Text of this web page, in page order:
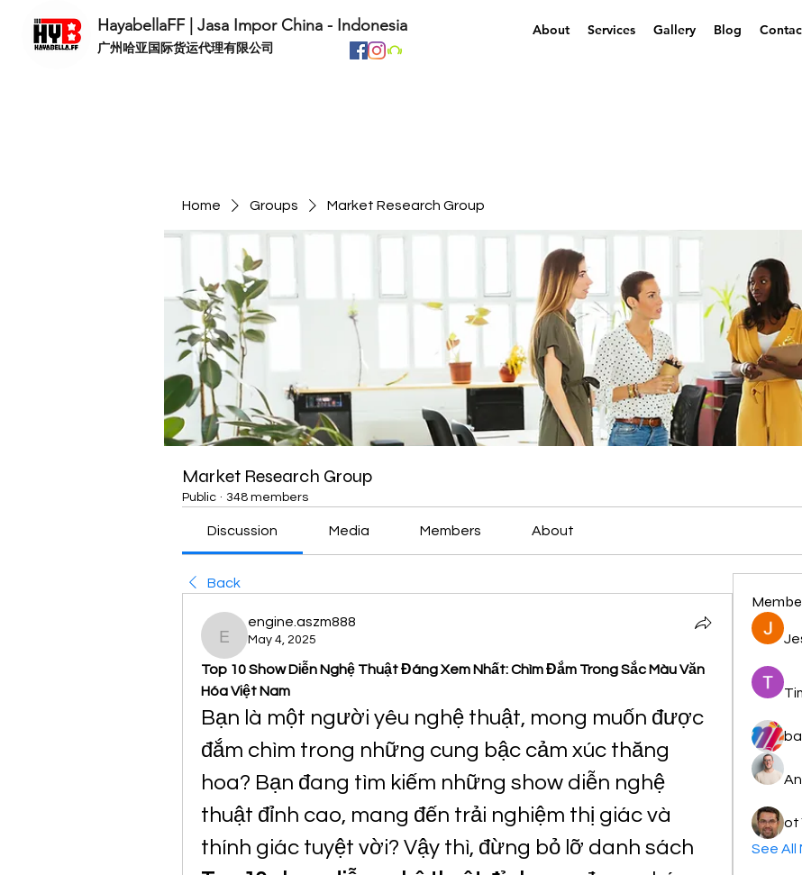
HayabellaFF | Jasa Impor China - Indonesia
​广州哈亚国际货运代理有限公司
About Services Gallery Blog
Home Groups Market Research Group
Market Research Group
Public · 348 members
Discussion Media Members About
Back
engine.aszm888
engine.aszm888
May 4, 2025
Top 10 Show Diễn Nghệ Thuật Đáng Xem Nhất: Chìm Đắm Trong Sắc Màu Văn
Hóa Việt Nam
Bạn là một người yêu nghệ thuật, mong muốn được
đắm chìm trong những cung bậc cảm xúc thăng
hoa? Bạn đang tìm kiếm những show diễn nghệ
thuật đỉnh cao, mang đến trải nghiệm thị giác và
See All